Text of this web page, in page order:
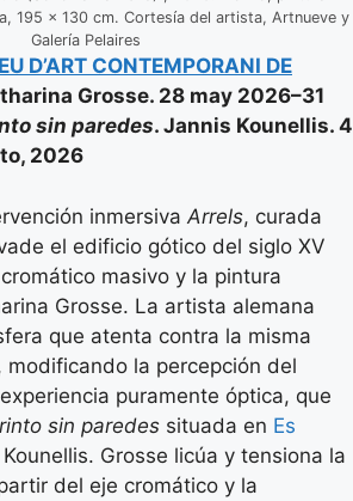
195 × 130 cm. Cortesía del artista, Artnueve y
Galería Pelaires
D’ART CONTEMPORANI DE
Grosse. 28 may 2026–31
sin paredes. Jannis Kounellis. 4
2026
inmersiva Arrels, curada
el edificio gótico del siglo XV
masivo y la pintura
Grosse. La artista alemana
que atenta contra la misma
modificando la percepción del
puramente óptica, que
sin paredes situada en Es
Grosse licúa y tensiona la
del eje cromático y la